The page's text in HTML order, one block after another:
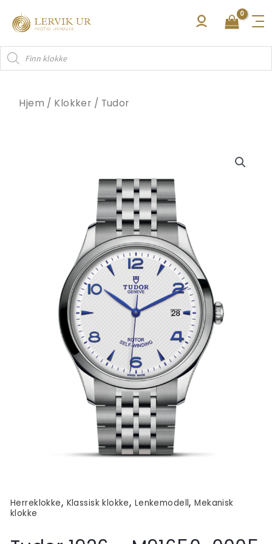
rett
innholdet
Products
search
Hjem / Klokker / Tudor
Herreklokke, Klassisk klokke, Lenkemodell,Mekanisk
klokke